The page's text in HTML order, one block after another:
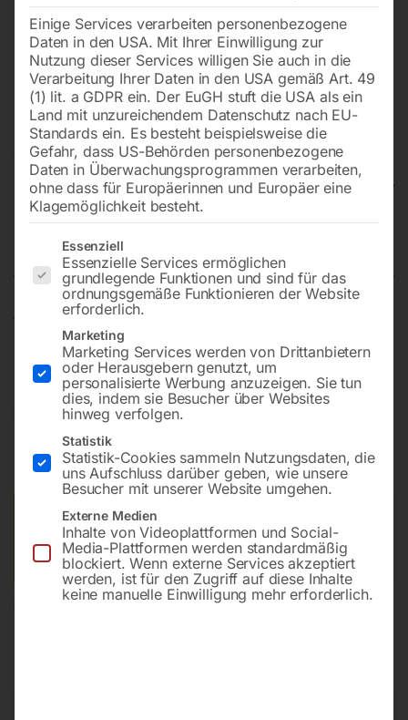
fahrbar und höhenverstellbar, mit
Einfachscherenmechanik
3.360,00
inkl. MwSt. zzgl.Versandkosten
Lieferzeit:ca. 5 - 10 Werktage
Versandkosten Standard (Österreich):
Bitte beachten Sie: Die Versandkosten gelten für Österreich.
Andere Länder können abweichen.
In den Warenkorb
Einige Services verarbeiten personenbezogene
Daten in den USA. Mit Ihrer Einwilligung zur
Nutzung dieser Services willigen Sie auch in die
Verarbeitung Ihrer Daten in den USA gemäß Art. 49
(1) lit. a GDPR ein. Der EuGH stuft die USA als ein
Land mit unzureichendem Datenschutz nach EU-
Standards ein. Es besteht beispielsweise die
Gefahr, dass US-Behörden personenbezogene
Daten in Überwachungsprogrammen verarbeiten,
ohne dass für Europäerinnen und Europäer eine
Klagemöglichkeit besteht.
Es folgt eine Liste der Service-Gruppen, für die eine
Essenziell
Essenzielle Services ermöglichen
grundlegende Funktionen und sind für das
ordnungsgemäße Funktionieren der Website
erforderlich.
Marketing
Marketing Services werden von Drittanbietern
oder Herausgebern genutzt, um
personalisierte Werbung anzuzeigen. Sie tun
dies, indem sie Besucher über Websites
hinweg verfolgen.
Statistik
Statistik-Cookies sammeln Nutzungsdaten, die
uns Aufschluss darüber geben, wie unsere
Besucher mit unserer Website umgehen.
Externe Medien
Inhalte von Videoplattformen und Social-
Media-Plattformen werden standardmäßig
blockiert. Wenn externe Services akzeptiert
werden, ist für den Zugriff auf diese Inhalte
keine manuelle Einwilligung mehr erforderlich.